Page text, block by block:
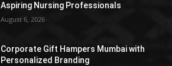
Aspiring Nursing Professionals
August 6, 2026
Corporate Gift Hampers Mumbai with
Personalized Branding